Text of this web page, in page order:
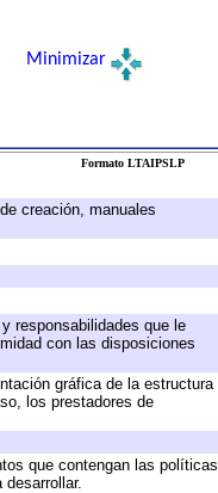
Minimizar
Formato LTAIPSLP
creación, manuales
responsabilidades que le
con las disposiciones
gráfica de la estructura
los prestadores de
que contengan las políticas